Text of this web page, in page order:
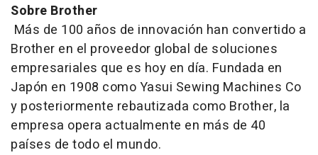
Sobre Brother
Más de 100 años de innovación han convertido a
Brother en el proveedor global de soluciones
empresariales que es hoy en día. Fundada en
Japón en 1908 como Yasui Sewing Machines Co
y posteriormente rebautizada como Brother, la
empresa opera actualmente en más de 40
países de todo el mundo.